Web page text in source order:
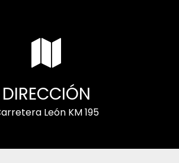
DIRECCIÓN
León KM 195